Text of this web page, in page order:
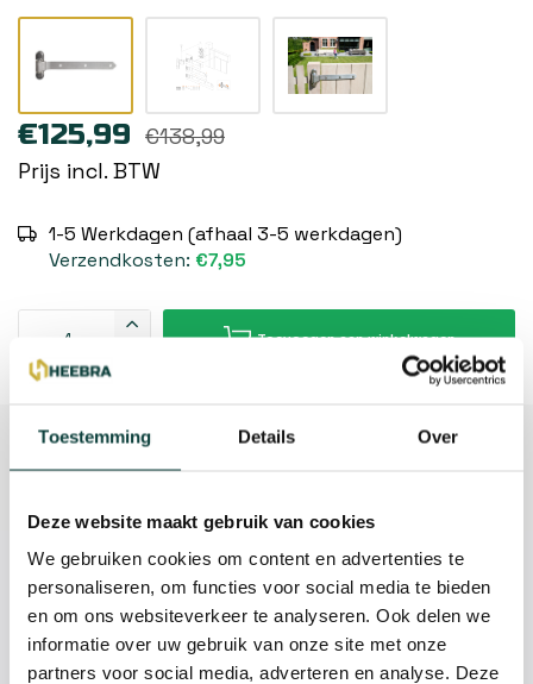
Toestemming Details Over
Deze website maakt gebruik van cookies
We gebruiken cookies om content en advertenties te
personaliseren, om functies voor social media te bieden
en om ons websiteverkeer te analyseren. Ook delen we
informatie over uw gebruik van onze site met onze
partners voor social media, adverteren en analyse. Deze
€125,99 €138,99
Prijs incl. BTW
1-5 Werkdagen (afhaal 3-5 werkdagen)
Verzendkosten: €7,95
Toevoegen aan winkelwagen
Beschrijving
Kunnen we je helpen?
085-2121757